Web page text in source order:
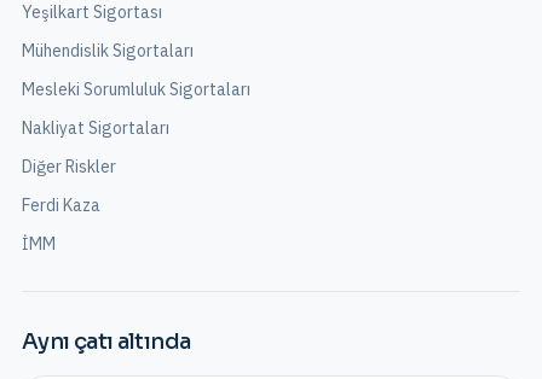
Yeşilkart Sigortası
Mühendislik Sigortaları
Mesleki Sorumluluk Sigortaları
Nakliyat Sigortaları
Diğer Riskler
Ferdi Kaza
İMM
Aynı çatı altında